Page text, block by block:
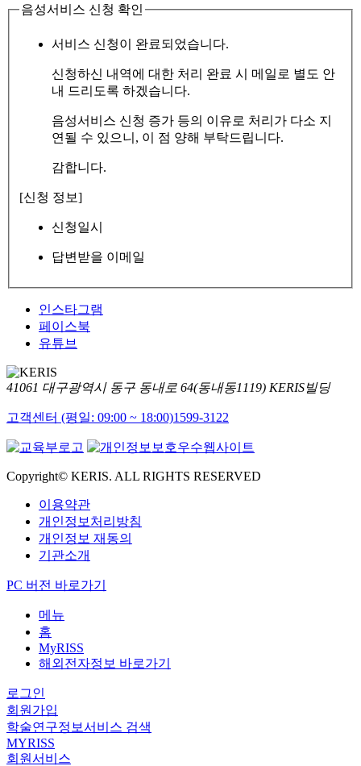
음성서비스 신청 확인
서비스 신청이 완료되었습니다.
신청하신 내역에 대한 처리 완료 시 메일로 별도 안
내 드리도록 하겠습니다.
음성서비스 신청 증가 등의 이유로 처리가 다소 지
연될 수 있으니, 이 점 양해 부탁드립니다.
감합니다.
[신청 정보]
신청일시
답변받을 이메일
인스타그램
페이스북
유튜브
41061 대구광역시 동구 동내로 64(동내동1119) KERIS빌딩
고객센터 (평일: 09:00 ~ 18:00)1599-3122
Copyright© KERIS. ALL RIGHTS RESERVED
이용약관
개인정보처리방침
개인정보 재동의
기관소개
PC 버전 바로가기
메뉴
홈
MyRISS
해외전자정보 바로가기
로그인
회원가입
학술연구정보서비스 검색
MYRISS
회원서비스